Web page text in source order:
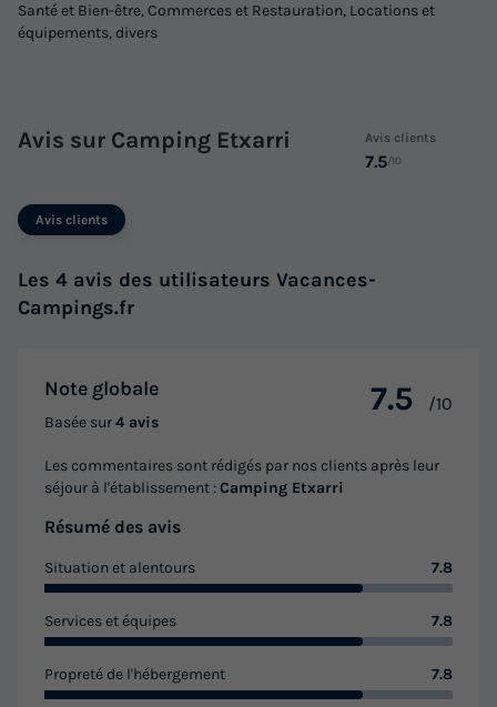
Cafetière Réfrigérateur
+ 5
Modifier les dates
Santé et Bien-être, Commerces et Restauration, Locations et
équipements, divers
Avis sur Camping Etxarri Avis clients
7.5/10
Avis clients
Les 4 avis des utilisateurs Vacances-
Campings.fr
Note globale
Basée sur4 avis
7.5 /10
Les commentaires sont rédigés par nos clients après leur
séjour à l'établissement :Camping Etxarri
Résumé des avis
Situation et alentours 7.8
Services et équipes 7.8
Propreté de l'hébergement 7.8